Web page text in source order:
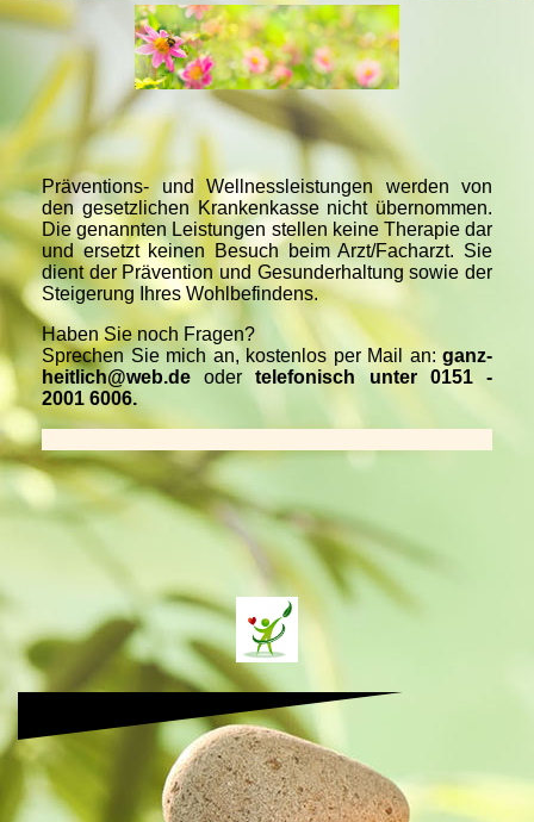
Präventions- und Wellnessleistungen werden von
den gesetzlichen Krankenkasse nicht übernommen.
Die genannten Leistungen stellen keine Therapie dar
und ersetzt keinen Besuch beim Arzt/Facharzt. Sie
dient der Prävention und Gesunderhaltung sowie der
Steigerung Ihres Wohlbefindens.
Haben Sie noch Fragen?
Sprechen Sie mich an, kostenlos per Mail an: ganz-
heitlich@web.de odertelefonisch unter 0151 -
2001 6006.